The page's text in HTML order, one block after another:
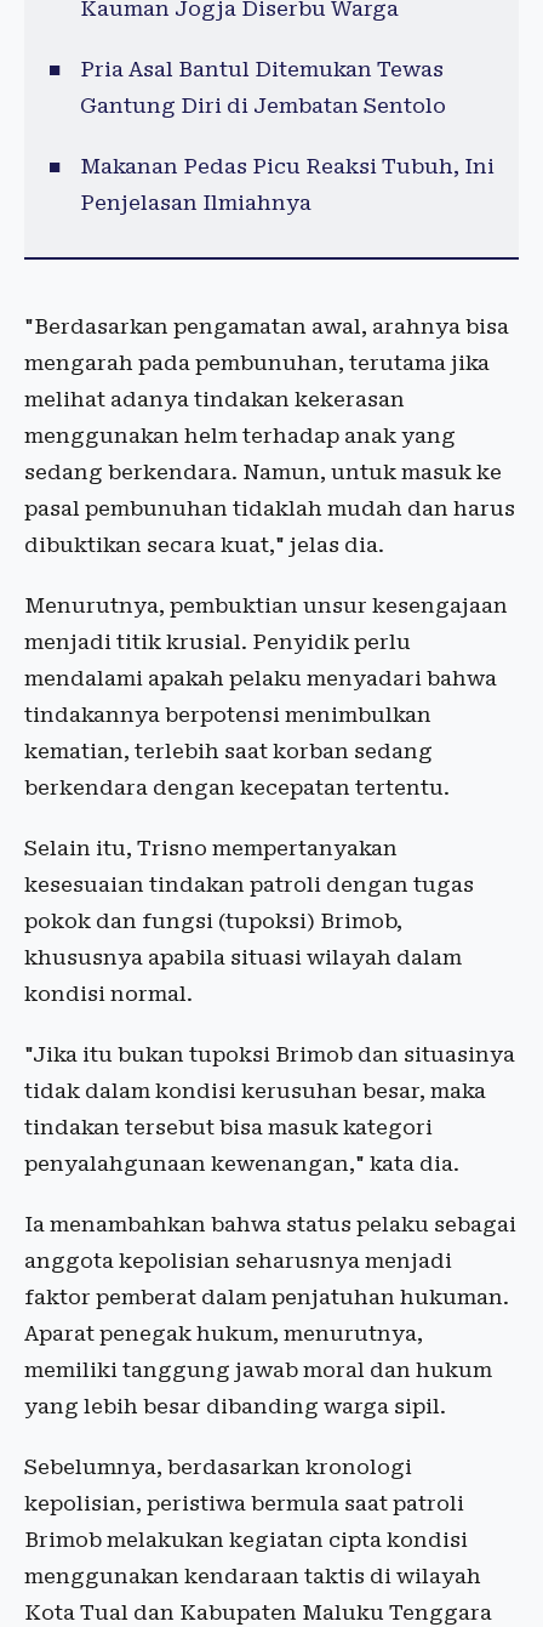
Kauman Jogja Diserbu Warga
Pria Asal Bantul Ditemukan Tewas
Gantung Diri di Jembatan Sentolo
Makanan Pedas Picu Reaksi Tubuh, Ini
Penjelasan Ilmiahnya
"Berdasarkan pengamatan awal, arahnya bisa
mengarah pada pembunuhan, terutama jika
melihat adanya tindakan kekerasan
menggunakan helm terhadap anak yang
sedang berkendara. Namun, untuk masuk ke
pasal pembunuhan tidaklah mudah dan harus
dibuktikan secara kuat," jelas dia.
Menurutnya, pembuktian unsur kesengajaan
menjadi titik krusial. Penyidik perlu
mendalami apakah pelaku menyadari bahwa
tindakannya berpotensi menimbulkan
kematian, terlebih saat korban sedang
berkendara dengan kecepatan tertentu.
Selain itu, Trisno mempertanyakan
kesesuaian tindakan patroli dengan tugas
pokok dan fungsi (tupoksi) Brimob,
khususnya apabila situasi wilayah dalam
kondisi normal.
"Jika itu bukan tupoksi Brimob dan situasinya
tidak dalam kondisi kerusuhan besar, maka
tindakan tersebut bisa masuk kategori
penyalahgunaan kewenangan," kata dia.
Ia menambahkan bahwa status pelaku sebagai
anggota kepolisian seharusnya menjadi
faktor pemberat dalam penjatuhan hukuman.
Aparat penegak hukum, menurutnya,
memiliki tanggung jawab moral dan hukum
yang lebih besar dibanding warga sipil.
Sebelumnya, berdasarkan kronologi
kepolisian, peristiwa bermula saat patroli
Brimob melakukan kegiatan cipta kondisi
menggunakan kendaraan taktis di wilayah
Kota Tual dan Kabupaten Maluku Tenggara